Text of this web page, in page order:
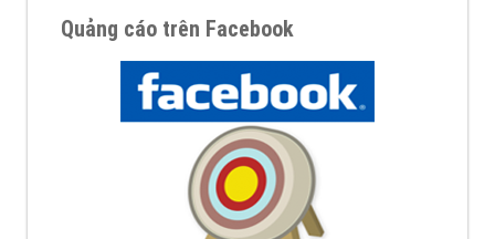
Quảng cáo trên Facebook